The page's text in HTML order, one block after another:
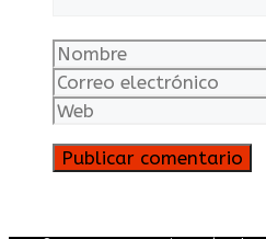
Nombre